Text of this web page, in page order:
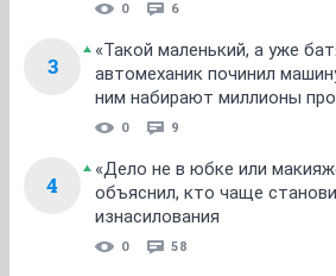
0 6
3
«Такой маленький, а уже
автомеханик починил
ним набирают миллионы
0 9
4
«Дело не в юбке или
объяснил, кто чаще
изнасилования
0 58